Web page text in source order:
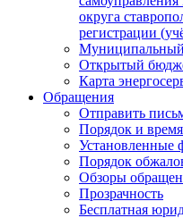
округа
регистрации
Муниципальный
Открытый
Карта
Обращения
Отправить
Порядок и
Установленные
Порядок
Обзоры
Прозрачность
Бесплатная